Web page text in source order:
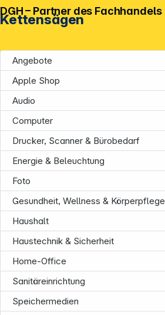
Kettensägen
Angebote
Apple Shop
Audio
Computer
Drucker, Scanner & Bürobedarf
Energie & Beleuchtung
Foto
Gesundheit, Wellness & Körperpflege
Haushalt
Haustechnik & Sicherheit
Home-Office
Sanitäreinrichtung
Speichermedien
DGH – Partner des Fachhandels